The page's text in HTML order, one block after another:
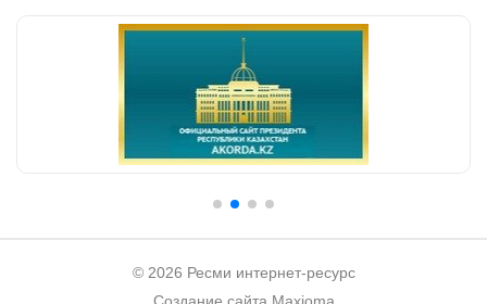
© 2026 Ресми интернет-ресурс